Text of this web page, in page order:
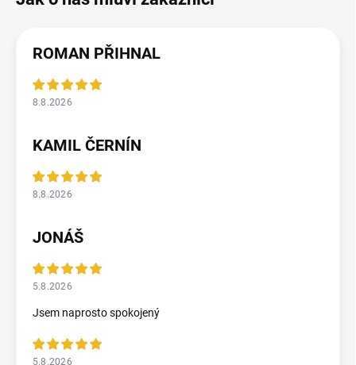
ROMAN PŘIHNAL
8.8.2026
KAMIL ČERNÍN
8.8.2026
JONÁŠ
5.8.2026
Jsem naprosto spokojený
5.8.2026